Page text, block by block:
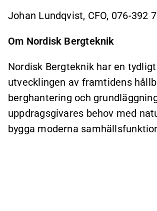
Johan Lundqvist, CFO, 076-392
Om Nordisk Bergteknik
Nordisk Bergteknik har en
utvecklingen av framtidens
berghantering och
uppdragsgivares behov med
bygga moderna